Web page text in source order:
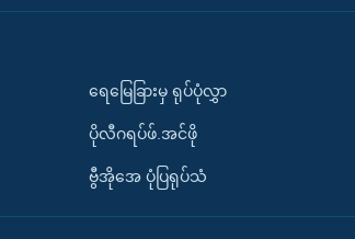
ရေမြေခြားမှ ရုပ်ပုံလွှာ
ပိုလီဂရပ်ဖ်.အင်ဖို
ဗွီအိုအေ ပုံပြရုပ်သံ